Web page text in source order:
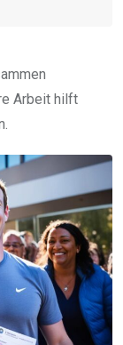
Arbeit hilft